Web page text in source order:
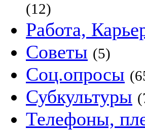
(12)
Работа,
Советы (5)
Соц.опросы
Субкультуры
Телефоны,